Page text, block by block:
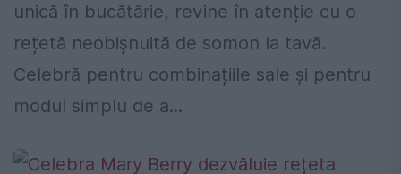
unică în bucătărie, revine în atenție cu o
rețetă neobișnuită de somon la tavă.
Celebră pentru combinațiile sale și pentru
modul simplu de a...